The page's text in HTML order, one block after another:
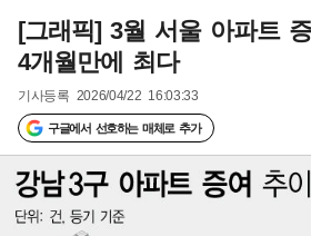
[그래픽] 3월 서울 아파트
4개월만에 최다
기사등록 2026/04/22 16:03:33
구글에서 선호하는 매체로 추가